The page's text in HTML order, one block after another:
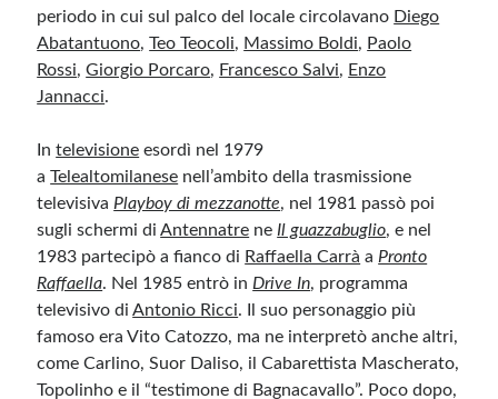
periodo in cui sul palco del locale circolavano Diego
Abatantuono,Teo Teocoli, Massimo Boldi, Paolo
Rossi,Giorgio Porcaro, Francesco Salvi, Enzo
Jannacci.
Intelevisione esordì nel 1979
aTelealtomilanese nell’ambito della trasmissione
televisiva Playboy di mezzanotte, nel 1981 passò poi
sugli schermi diAntennatre ne Il guazzabuglio, e nel
1983 partecipò a fianco di Raffaella Carrà a Pronto
Raffaella. Nel 1985 entrò in Drive In, programma
televisivo diAntonio Ricci. Il suo personaggio più
famoso era Vito Catozzo, ma ne interpretò anche altri,
come Carlino, Suor Daliso, il Cabarettista Mascherato,
Topolinho e il “testimone di Bagnacavallo”. Poco dopo,